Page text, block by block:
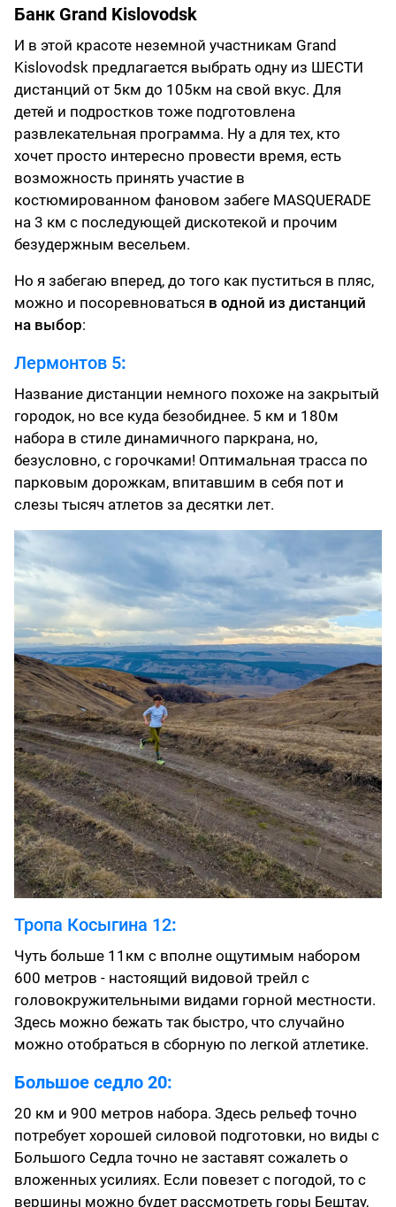
Банк Grand Kislovodsk
И в этой красоте неземной участникам Grand
Kislovodsk предлагается выбрать одну из ШЕСТИ
дистанций от 5км до 105км на свой вкус. Для
детей и подростков тоже подготовлена
развлекательная программа. Ну а для тех, кто
хочет просто интересно провести время, есть
возможность принять участие в
костюмированном фановом забеге MASQUERADE
на 3 км с последующей дискотекой и прочим
безудержным весельем.
Но я забегаю вперед, до того как пуститься в пляс,
можно и посоревноваться в одной из дистанций
на выбор:
Лермонтов 5:
Название дистанции немного похоже на закрытый
городок, но все куда безобиднее. 5 км и 180м
набора в стиле динамичного паркрана, но,
безусловно, с горочками! Оптимальная трасса по
парковым дорожкам, впитавшим в себя пот и
слезы тысяч атлетов за десятки лет.
Тропа Косыгина 12:
Чуть больше 11км с вполне ощутимым набором
600 метров - настоящий видовой трейл с
головокружительными видами горной местности.
Здесь можно бежать так быстро, что случайно
можно отобраться в сборную по легкой атлетике.
Большое седло 20:
20 км и 900 метров набора. Здесь рельеф точно
потребует хорошей силовой подготовки, но виды с
Большого Седла точно не заставят сожалеть о
вложенных усилиях. Если повезет с погодой, то с
вершины можно будет рассмотреть горы Бештау,